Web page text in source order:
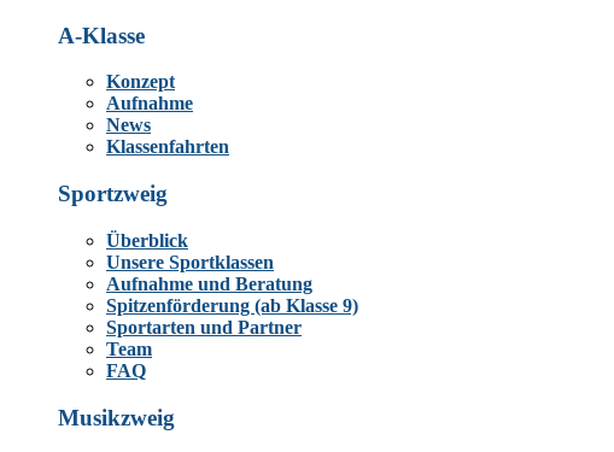
A-Klasse
Konzept
Aufnahme
News
Klassenfahrten
Sportzweig
Überblick
Unsere Sportklassen
Aufnahme und Beratung
Spitzenförderung (ab Klasse 9)
Sportarten und Partner
Team
FAQ
Musikzweig